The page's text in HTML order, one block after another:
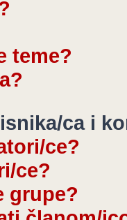
teme?
ca i
ce?
ce?
grupe?